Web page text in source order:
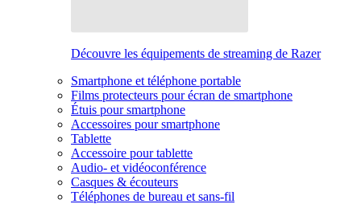
Découvre les équipements de streaming de Razer
Smartphone et téléphone portable
Films protecteurs pour écran de smartphone
Étuis pour smartphone
Accessoires pour smartphone
Tablette
Accessoire pour tablette
Audio- et vidéoconférence
Casques & écouteurs
Téléphones de bureau et sans-fil